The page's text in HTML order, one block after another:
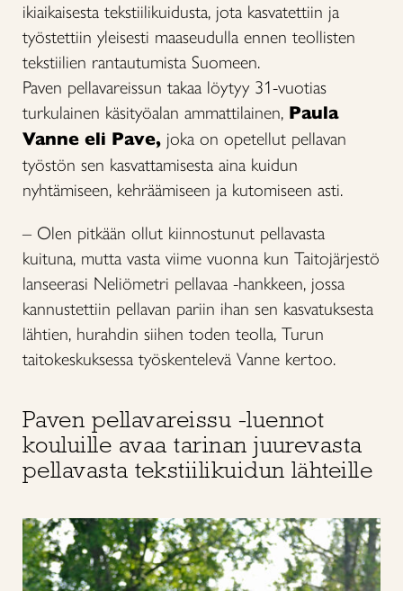
ikiaikaisesta tekstiilikuidusta, jota kasvatettiin ja
työstettiin yleisesti maaseudulla ennen teollisten
tekstiilien rantautumista Suomeen.
Paven pellavareissun takaa löytyy 31-vuotias
turkulainen käsityöalan ammattilainen, Paula
Vanne eli Pave, joka on opetellut pellavan
työstön sen kasvattamisesta aina kuidun
nyhtämiseen, kehräämiseen ja kutomiseen asti.
– Olen pitkään ollut kiinnostunut pellavasta
kuituna, mutta vasta viime vuonna kun Taitojärjestö
lanseerasi Neliömetri pellavaa -hankkeen, jossa
kannustettiin pellavan pariin ihan sen kasvatuksesta
lähtien, hurahdin siihen toden teolla, Turun
taitokeskuksessa työskentelevä Vanne kertoo.
Paven pellavareissu -luennot
kouluille avaa tarinan juurevasta
pellavasta tekstiilikuidun lähteille